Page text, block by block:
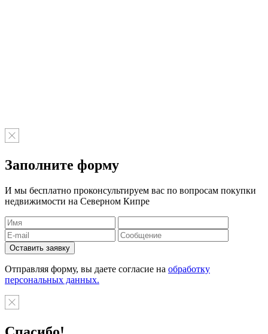
Заполните форму
И мы бесплатно проконсультируем вас по вопросам покупки
недвижимости на Северном Кипре
Отправляя форму, вы даете согласие на обработку
персональных данных.